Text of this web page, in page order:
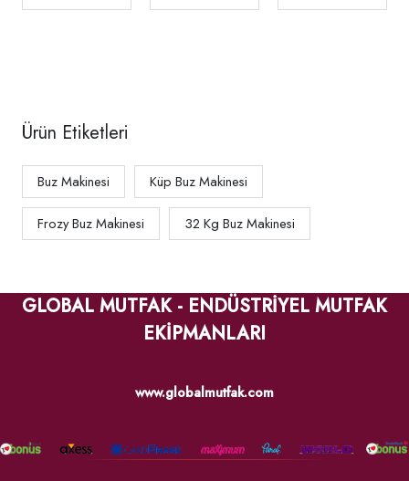
Ürün Etiketleri
Buz Makinesi Küp Buz Makinesi
Frozy Buz Makinesi 32 Kg Buz Makinesi
GLOBAL MUTFAK - ENDÜSTRİYEL MUTFAK
EKİPMANLARI
www.globalmutfak.com